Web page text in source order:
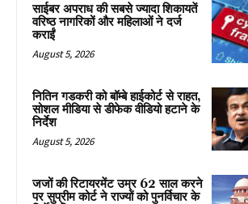
साईबर अपराध की सबसे ज्यादा शिकायतें
वरिष्ठ नागरिकों और महिलाओं ने दर्ज
कराईं
August 5, 2026
नितिन गडकरी को बॉम्बे हाईकोर्ट से राहत,
सोशल मीडिया से डीफेक वीडियो हटाने के
निर्देश
August 5, 2026
जजों की रिटायरमेंट उम्र 62 साल करने
पर सुप्रीम कोर्ट ने राज्यों को पुनर्विचार के